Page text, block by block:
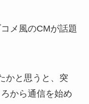
メ風のCMが話題
かと思うと、突
から通信を始め